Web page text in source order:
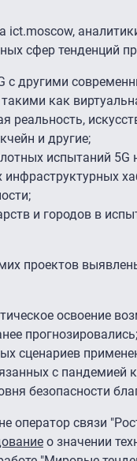
ict.moscow,
сфер тенденций
с другими
как
реальность,
и другие;
испытаний 5G
и городов в
проектов
освоение
прогнозировались;
сценариев
с пандемией
безопасности
оператор связи
о значении